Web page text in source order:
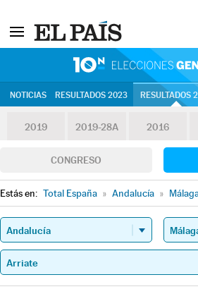
NOTICIAS RESULTADOS 2023 RESULTADOS
2019 2019-28A 2016
CONGRESO
Estás en: Total España » Andalucía »